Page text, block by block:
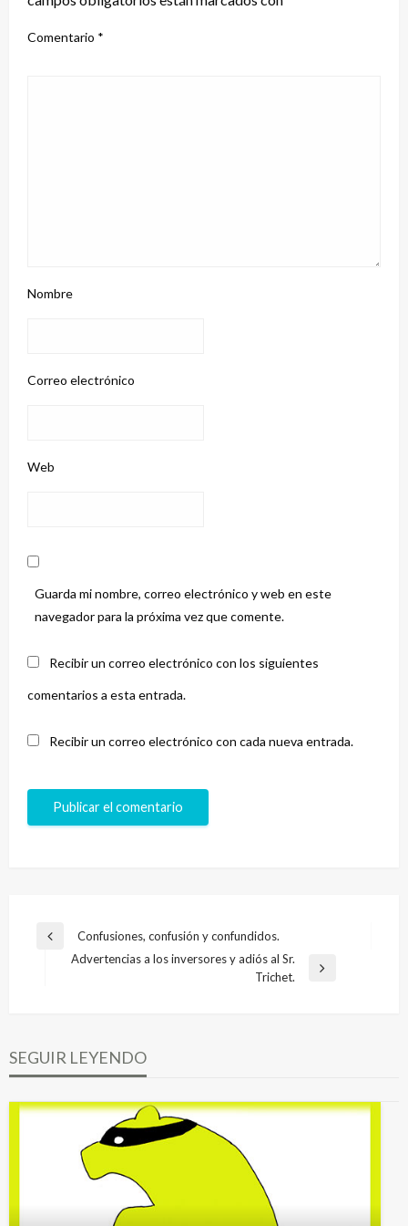
Comentario *
Nombre
Correo electrónico
Web
Guarda mi nombre, correo electrónico y web en este
navegador para la próxima vez que comente.
Recibir un correo electrónico con los siguientes
comentarios a esta entrada.
Recibir un correo electrónico con cada nueva entrada.
Navegación
Entrada
anterior
Confusiones, confusión y confundidos.
Advertencias a los inversores y adiós al Sr.
Trichet.
SEGUIR LEYENDO